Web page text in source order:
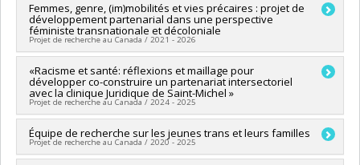
Chercheur principal :Daniel Grace
Co-chercheurs : Edward Ou Jin Lee
Sources de financement :IRSC/Instituts de recherche en
santé du Canada
Programmes de subvention :
Femmes, genre, (im)mobilités et vies précaires : projet de
développement partenarial dans une perspective
féministe transnationale et décoloniale
Projet de recherche au Canada / 2021 - 2026
Chercheur principal :Roxane Caron
Co-chercheurs :Edward Ou Jin Lee,Jill Hanley,Lina Abou-
Habib
Sources de financement :CRSH/Conseil de recherches en
sciences humaines du Canada
Programmes de subvention :PVX99097-Subvention de
développement de partenariat
«Racisme et santé: réflexions et maillage pour
développer co-construire un partenariat intersectoriel
avec la clinique Juridique de Saint-Michel »
Projet de recherche au Canada / 2024 - 2025
Financement : CRI-JaDE
Équipe de recherche sur les jeunes trans et leurs familles
Projet de recherche au Canada / 2020 - 2025